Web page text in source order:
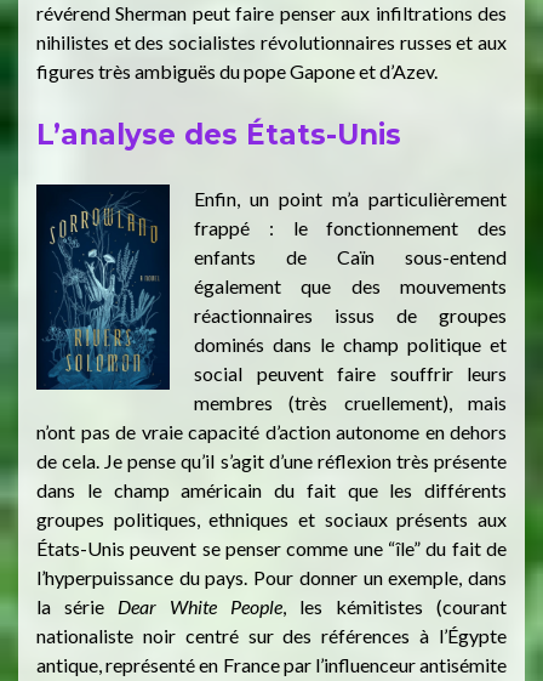
révérend Sherman peut faire penser aux infiltrations des
nihilistes et des socialistes révolutionnaires russes et aux
figures très ambiguës du pope Gapone et d’Azev.
L’analyse des États-Unis
Enfin, un point m’a particulièrement
frappé : le fonctionnement des
enfants de Caïn sous-entend
également que des mouvements
réactionnaires issus de groupes
dominés dans le champ politique et
social peuvent faire souffrir leurs
membres (très cruellement), mais
n’ont pas de vraie capacité d’action autonome en dehors
de cela. Je pense qu’il s’agit d’une réflexion très présente
dans le champ américain du fait que les différents
groupes politiques, ethniques et sociaux présents aux
États-Unis peuvent se penser comme une “île” du fait de
l’hyperpuissance du pays. Pour donner un exemple, dans
la série Dear White People, les kémitistes (courant
nationaliste noir centré sur des références à l’Égypte
antique, représenté en France par l’influenceur antisémite